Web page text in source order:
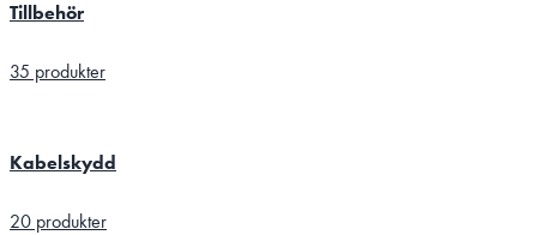
Tillbehör
35 produkter
Kabelskydd
20 produkter